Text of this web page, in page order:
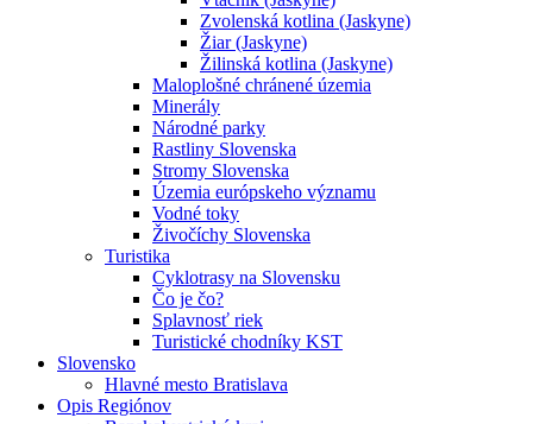
Zvolenská kotlina (Jaskyne)
Žiar (Jaskyne)
Žilinská kotlina (Jaskyne)
Maloplošné chránené územia
Minerály
Národné parky
Rastliny Slovenska
Stromy Slovenska
Územia európskeho významu
Vodné toky
Živočíchy Slovenska
Turistika
Cyklotrasy na Slovensku
Čo je čo?
Splavnosť riek
Turistické chodníky KST
Slovensko
Hlavné mesto Bratislava
Opis Regiónov